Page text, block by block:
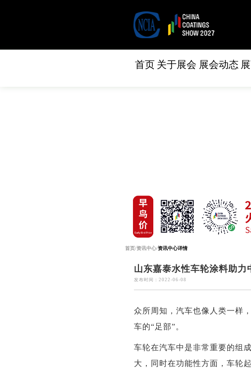
首页 关于展会 展会动态
首页/资讯中心/资讯中心详情
山东嘉泰水性车轮涂料助力
发布时间：2022-06-08
众所周知，汽车也像人类一样
车的“足部”。
车轮在汽车中是非常重要的组
大，同时在功能性方面，车轮